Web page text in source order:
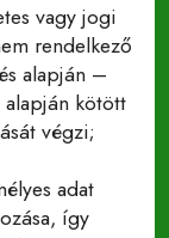
vagy jogi
rendelkező
alapján –
kötött
végzi;
adat
így